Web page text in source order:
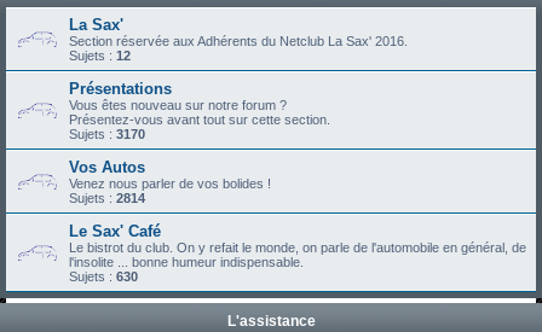
La Sax'
Section réservée aux Adhérents du Netclub La Sax' 2016.
Sujets : 12
Présentations
Vous êtes nouveau sur notre forum ?
Présentez-vous avant tout sur cette section.
Sujets : 3170
Vos Autos
Venez nous parler de vos bolides !
Sujets : 2814
Le Sax' Café
Le bistrot du club. On y refait le monde, on parle de l'automobile en général, de
l'insolite ... bonne humeur indispensable.
Sujets : 630
L'assistance